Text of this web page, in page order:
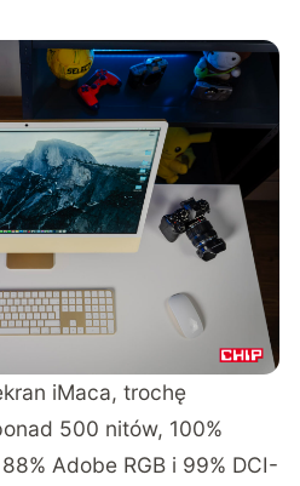
iMaca, trochę
500 nitów, 100%
Adobe RGB i 99% DCI-